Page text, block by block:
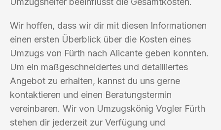
Wir hoffen, dass wir dir mit diesen Informationen
einen ersten Überblick über die Kosten eines
Umzugs von Fürth nach Alicante geben konnten.
Um ein maßgeschneidertes und detailliertes
Angebot zu erhalten, kannst du uns gerne
kontaktieren und einen Beratungstermin
vereinbaren. Wir von Umzugskönig Vogler Fürth
stehen dir jederzeit zur Verfügung und